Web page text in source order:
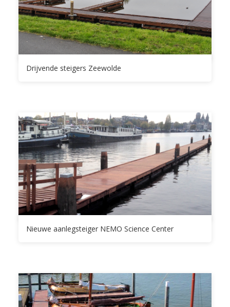
Drijvende steigers Zeewolde
Nieuwe aanlegsteiger NEMO Science Center